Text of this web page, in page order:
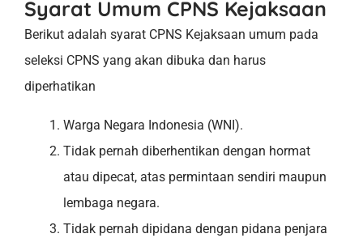
Syarat Umum CPNS Kejaksaan
Berikut adalah syarat CPNS Kejaksaan umum pada
seleksi CPNS yang akan dibuka dan harus
diperhatikan
Warga Negara Indonesia (WNI).
Tidak pernah diberhentikan dengan hormat
atau dipecat, atas permintaan sendiri maupun
lembaga negara.
Tidak pernah dipidana dengan pidana penjara